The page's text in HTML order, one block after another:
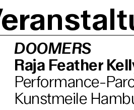
DOOMERS
Raja Feather
Performance-
Kunstmeile